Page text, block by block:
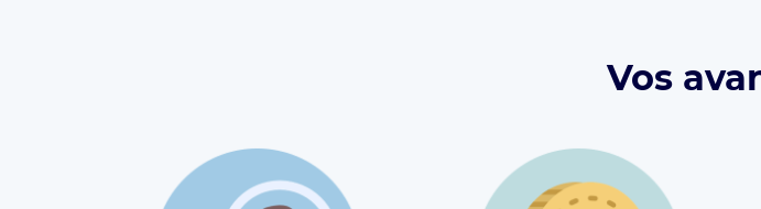
Vos